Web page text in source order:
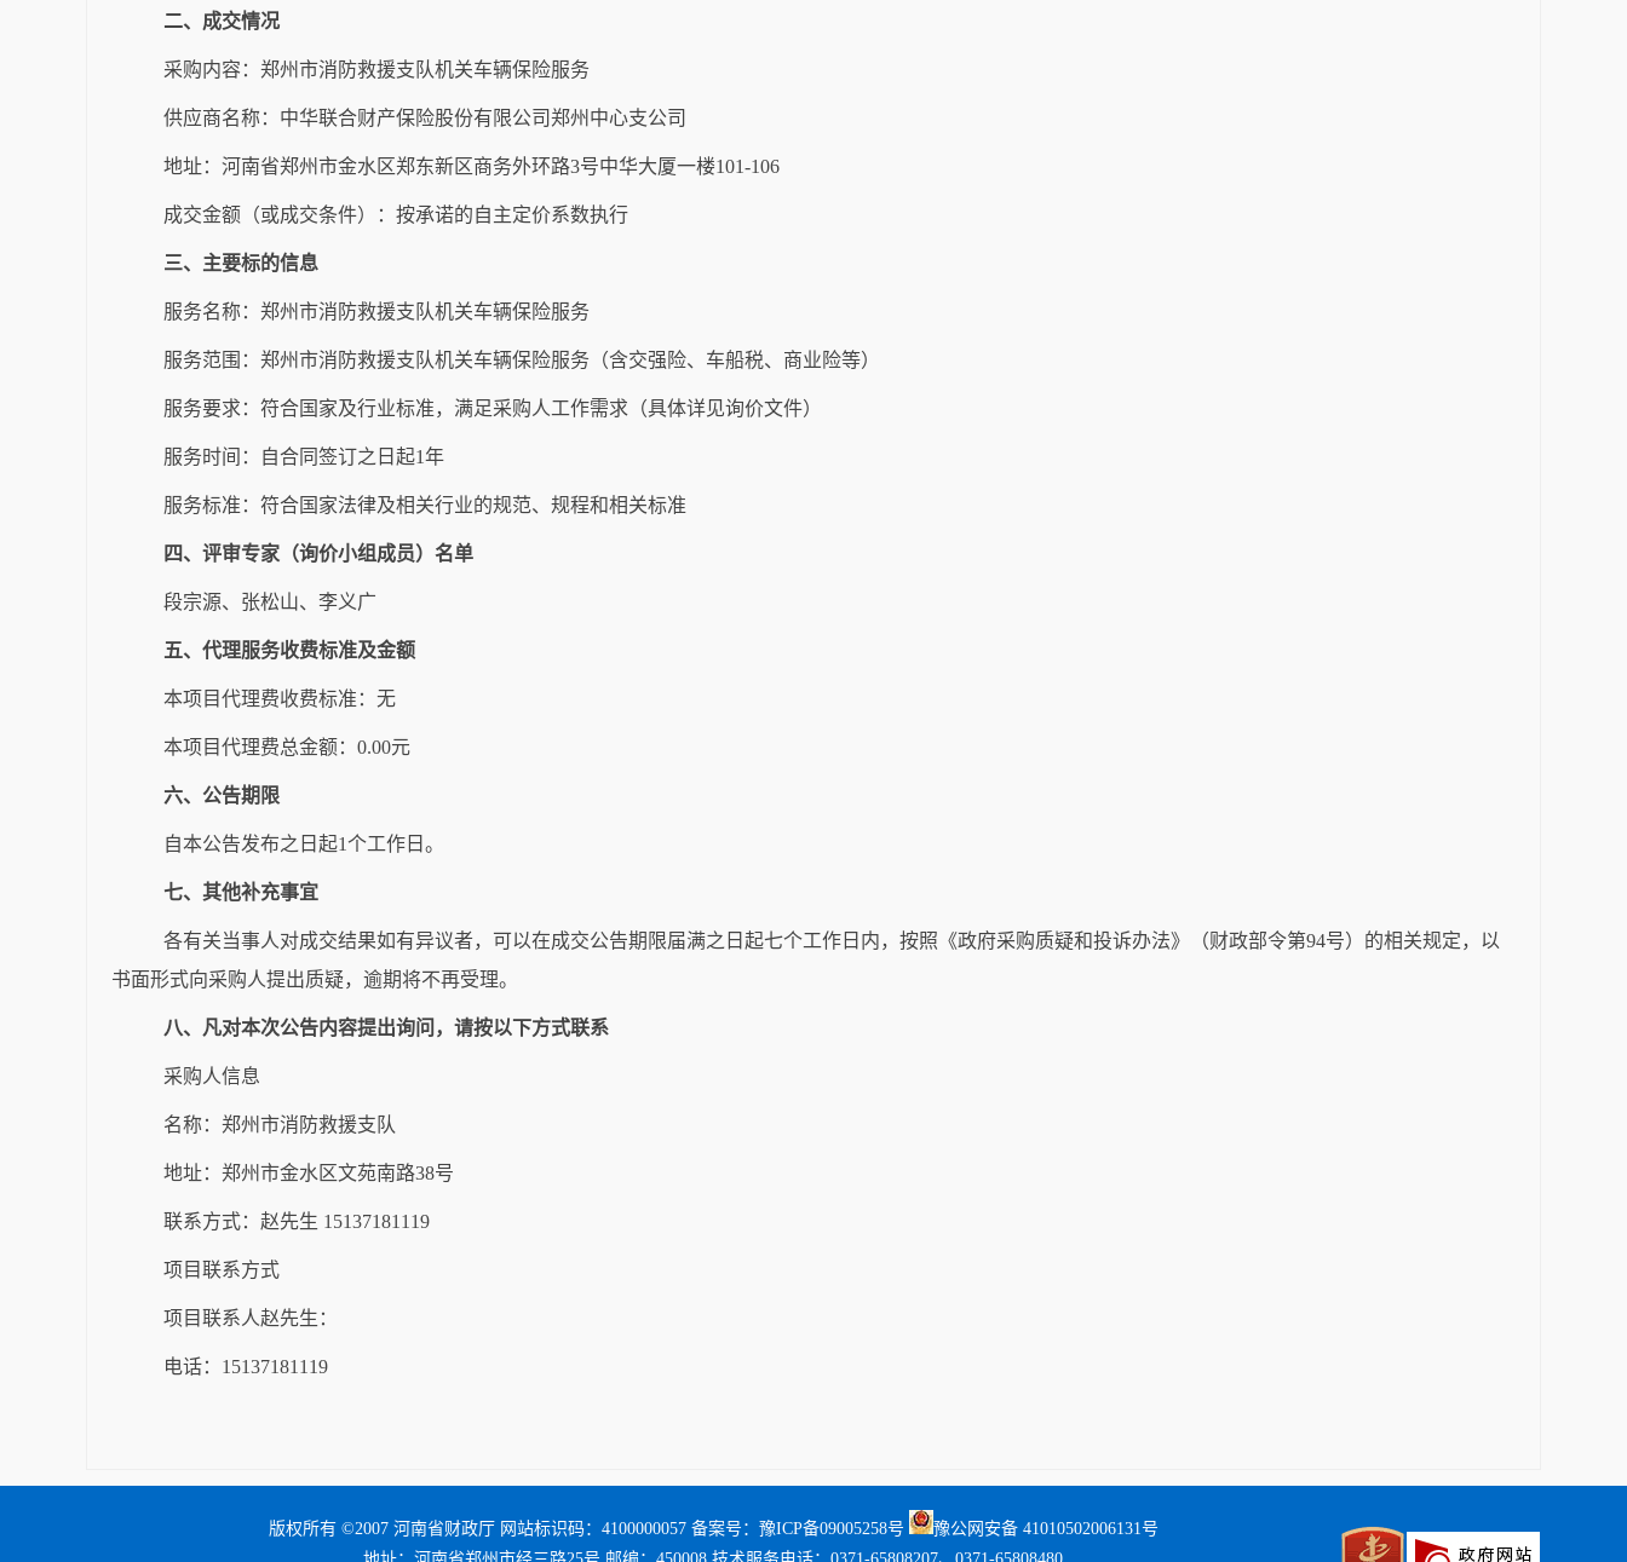
二、成交情况
采购内容：郑州市消防救援支队机关车辆保险服务
供应商名称：中华联合财产保险股份有限公司郑州中心支公司
地址： 河南省郑州市金水区郑东新区商务外环路3号中华大厦一楼101-106
成交金额（或成交条件）：按承诺的自主定价系数执行
三、主要标的信息
服务名称：郑州市消防救援支队机关车辆保险服务
服务范围：郑州市消防救援支队机关车辆保险服务（含交强险、车船税、商业险等）
服务要求：符合国家及行业标准，满足采购人工作需求（具体详见询价文件）
服务时间：自合同签订之日起1年
服务标准：符合国家法律及相关行业的规范、规程和相关标准
四、评审专家（询价小组成员）名单
段宗源、 张松山、 李义广
五、代理服务收费标准及金额
本项目代理费收费标准： 无
本项目代理费总金额： 0.00元
六、公告期限
自本公告发布之日起1个工作日。
七、其他补充事宜
各有关当事人对成交结果如有异议者，可以在成交公告期限届满之日起七个工作日内，按照《政府采购质疑和投诉办法》（财政部令第94号）的相关规定，以
书面形式向采购人提出质疑，逾期将不再受理。
八、凡对本次公告内容提出询问，请按以下方式联系
采购人信息
名称：郑州市消防救援支队
地址：郑州市金水区文苑南路38号
联系方式：赵先生 15137181119
项目联系方式
项目联系人赵先生 ：
电话： 15137181119
版权所有 ©2007 河南省财政厅 网站标识码：4100000057 备案号： 豫ICP备09005258号
豫公网安备 41010502006131号